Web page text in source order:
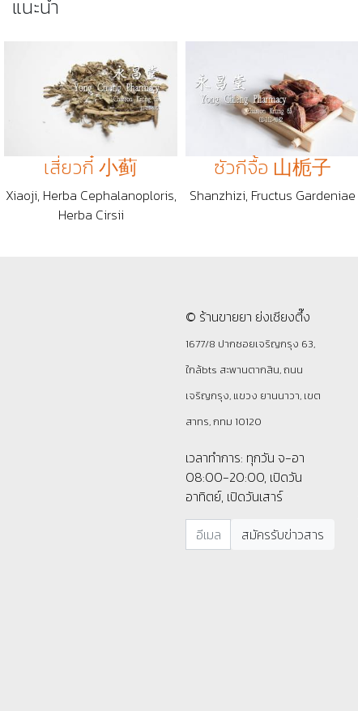
แนะนำ
เสี่ยวกี๋ 小蓟
Xiaoji, Herba Cephalanoploris,
Herba Cirsii
ซัวกีจื้อ 山栀子
Shanzhizi, Fructus Gardeniae
© ร้านขายยา ย่งเชียงตึ๊ง
1677/8 ปากซอยเจริญกรุง 63,
ใกล้bts สะพานตากสิน, ถนน
เจริญกรุง, แขวง ยานนาวา, เขต
สาทร, กทม 10120
เวลาทำการ: ทุกวัน จ-อา
08:00-20:00, เปิดวัน
อาทิตย์, เปิดวันเสาร์